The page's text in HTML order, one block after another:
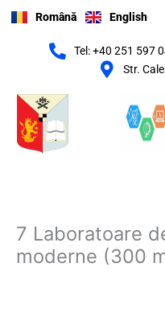
Română English
Tel: +40 251 597
Str.
7 Laboratoare
moderne (300